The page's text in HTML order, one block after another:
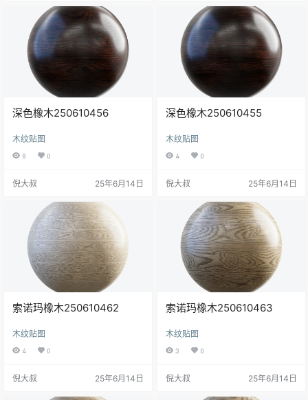
深色橡木250610456
木纹贴图
8 0
倪大叔 25年6月14日
深色橡木250610455
木纹贴图
4 0
倪大叔 25年6月14日
索诺玛橡木250610462
木纹贴图
4 0
倪大叔 25年6月14日
索诺玛橡木250610463
木纹贴图
3 0
倪大叔 25年6月14日